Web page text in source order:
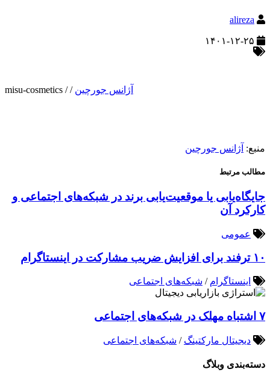
alireza
آژانس جورچین /
/
misu-cosmetics
منبع: آژانس جورچین
مطالب مرتبط
جایگاه‌یابی یا موقعیت‌یابی برند در شبکه‌های اجتماعی و
کارکرد آن
عمومی
۱۰ ترفند برای افزایش ضریب مشارکت در اینستاگرام
اینستاگرام / شبکه‌های اجتماعی
۷ اشتباه مهلک در شبکه‌های اجتماعی
دیجیتال مارکتینگ / شبکه‌های اجتماعی
دسته‌بندی وبلاگ